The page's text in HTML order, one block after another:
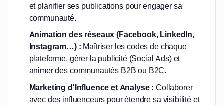
et planifier ses publications pour engager sa
communauté.
Animation des réseaux (Facebook, LinkedIn,
Instagram…) : Maîtriser les codes de chaque
plateforme, gérer la publicité (Social Ads) et
animer des communautés B2B ou B2C.
Marketing d'Influence et Analyse : Collaborer
avec des influenceurs pour étendre sa visibilité et